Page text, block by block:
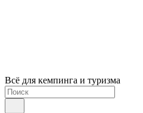
Всё для кемпинга и туризма